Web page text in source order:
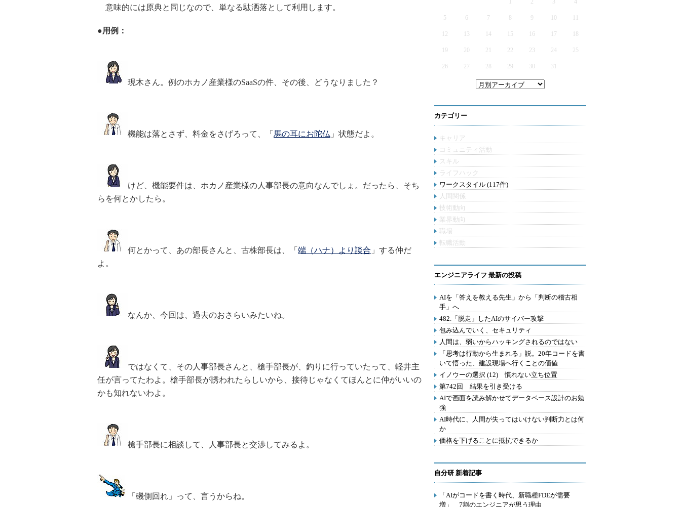
意味的には原典と同じなので、単なる駄洒落として利用します。
●用例：
現木さん。例のホカノ産業様のSaaSの件、その後、どうなりました？
機能は落とさず、料金をさげろって、「 馬の耳にお陀仏 」状態だよ。
けど、機能要件は、ホカノ産業様の人事部長の意向なんでしょ。だったら、そち
らを何とかしたら。
何とかって、あの部長さんと、古株部長は、「 端（ハナ）より談合 」する仲だ
よ。
なんか、今回は、過去のおさらいみたいね。
ではなくて、その人事部長さんと、槍手部長が、釣りに行っていたって、軽井主
任が言ってたわよ。槍手部長が誘われたらしいから、接待じゃなくてほんとに仲がいいの
かも知れないわよ。
槍手部長に相談して、人事部長と交渉してみるよ。
「磯側回れ」って、言うからね。
2 3 4
5 6 7 9
12 13 14 15 16 17
19 20 21 22 23 24 25
26 27 28 29 30 31
カテゴリー
キャリア
コミュニティ活動
スキル
ライフハック
ワークスタイル (117件)
人間関係
技術動向
業界動向
職場
転職活動
エンジニアライフ 最新の投稿
AIを「答えを教える先生」から「判断の稽古相
手」へ
482.「脱走」したAIのサイバー攻撃
包み込んでいく、セキュリティ
人間は、弱いからハッキングされるのではない
「思考は行動から生まれる」説。20年コードを書
いて悟った、建設現場へ行くことの価値
イノウーの選択 (12) 慣れない立ち位置
第742回 結果を引き受ける
AIで画面を読み解かせてデータベース設計のお勉
強
AI時代に、人間が失ってはいけない判断力とは何
か
価格を下げることに抵抗できるか
自分研 新着記事
「AIがコードを書く時代、新職種FDEが需要
増」 7割のエンジニアが思う理由